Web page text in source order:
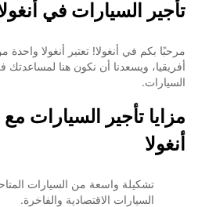
تأجير السيارات في
مرحبًا بكم في أنغولا! تعتبر أنغولا واحدة
أفريقيا، ويسعدنا أن نكون هنا لمساعدتك
السيارات.
أنغولا
تشكيلة واسعة من السيارات
السيارات الاقتصادية والفاخرة.